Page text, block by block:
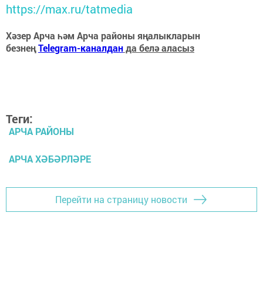
https://max.ru/tatmedia
Хәзер Арча һәм Арча районы яңалыкларын
безнеңTelegram-каналданда белә аласыз
Теги:
АРЧА РАЙОНЫ
АРЧА ХӘБӘРЛӘРЕ
Перейти на страницу новости